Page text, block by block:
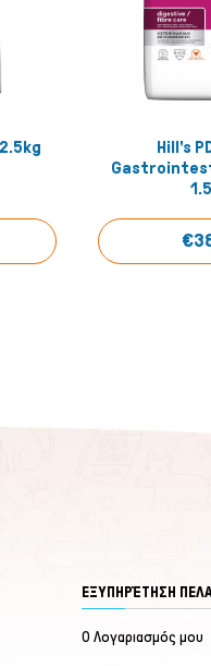
Hill's
ΕΞΥΠΗΡΈΤΗΣΗ
Ο Λογαριασμός μου